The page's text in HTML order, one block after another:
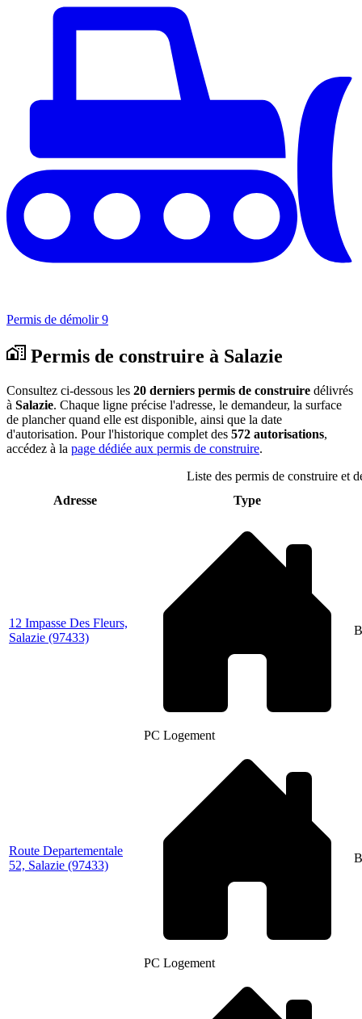
Permis de démolir 9
Permis de construire à Salazie
Consultez ci-dessous les 20 derniers permis de construire délivrés
à Salazie. Chaque ligne précise l'adresse, le demandeur, la surface
de plancher quand elle est disponible, ainsi que la date
d'autorisation. Pour l'historique complet des 572 autorisations,
accédez à la page dédiée aux permis de construire.
Liste des permis de construire et
Adresse
Type
12 Impasse Des Fleurs,
Salazie (97433)
PC Logement
Route Departementale
52, Salazie (97433)
PC Logement